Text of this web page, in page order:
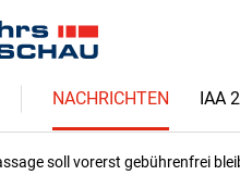
NACHRICHTEN IAA
soll vorerst gebührenfrei